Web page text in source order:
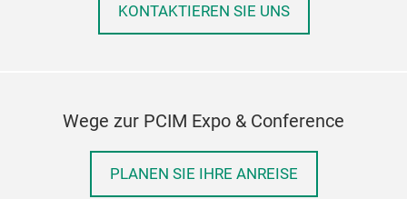
KONTAKTIEREN SIE UNS
Wege zur PCIM Expo & Conference
PLANEN SIE IHRE ANREISE